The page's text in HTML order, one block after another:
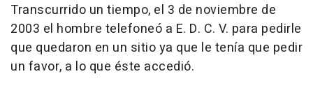
Transcurrido un tiempo, el 3 de noviembre de
2003 el hombre telefoneó a E. D. C. V. para pedirle
que quedaron en un sitio ya que le tenía que pedir
un favor, a lo que éste accedió.